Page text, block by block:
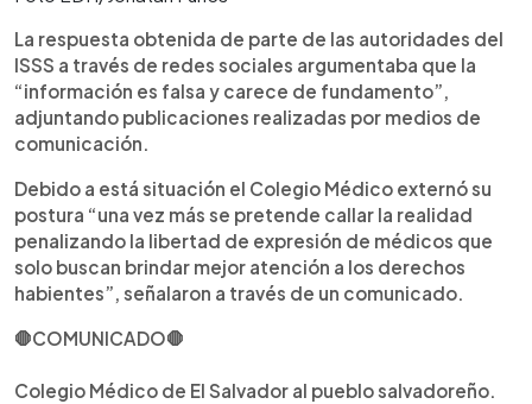
La respuesta obtenida de parte de las autoridades del
ISSS a través de redes sociales argumentaba que la
“información es falsa y carece de fundamento”,
adjuntando publicaciones realizadas por medios de
comunicación.
Debido a está situación el Colegio Médico externó su
postura “una vez más se pretende callar la realidad
penalizando la libertad de expresión de médicos que
solo buscan brindar mejor atención a los derechos
habientes”, señalaron a través de un comunicado.
🛑COMUNICADO🛑
Colegio Médico de El Salvador al pueblo salvadoreño.